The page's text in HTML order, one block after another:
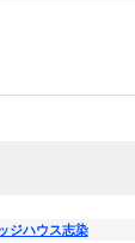
ジハウス志染